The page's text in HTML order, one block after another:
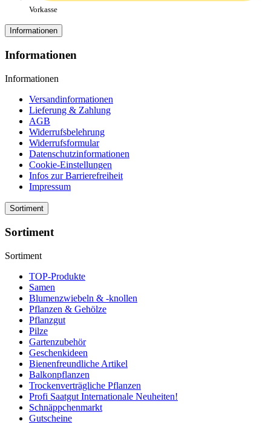
Vorkasse
Informationen
Informationen
Informationen
Versandinformationen
Lieferung & Zahlung
AGB
Widerrufsbelehrung
Widerrufsformular
Datenschutzinformationen
Cookie-Einstellungen
Infos zur Barrierefreiheit
Impressum
Sortiment
Sortiment
Sortiment
TOP-Produkte
Samen
Blumenzwiebeln & -knollen
Pflanzen & Gehölze
Pflanzgut
Pilze
Gartenzubehör
Geschenkideen
Bienenfreundliche Artikel
Balkonpflanzen
Trockenverträgliche Pflanzen
Profi Saatgut Internationale Neuheiten!
Schnäppchenmarkt
Gutscheine